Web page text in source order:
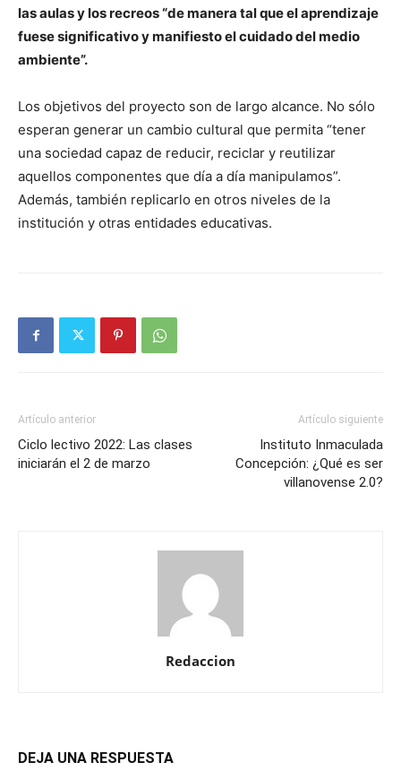
las aulas y los recreos “de manera tal que el aprendizaje
fuese significativo y manifiesto el cuidado del medio
ambiente”.
Los objetivos del proyecto son de largo alcance. No sólo
esperan generar un cambio cultural que permita “tener
una sociedad capaz de reducir, reciclar y reutilizar
aquellos componentes que día a día manipulamos”.
Además, también replicarlo en otros niveles de la
institución y otras entidades educativas.
Artículo anterior
Ciclo lectivo 2022: Las clases
iniciarán el 2 de marzo
Artículo siguiente
Instituto Inmaculada
Concepción: ¿Qué es ser
villanovense 2.0?
Redaccion
DEJA UNA RESPUESTA